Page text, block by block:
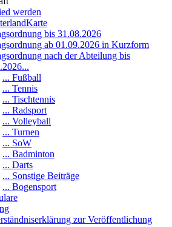
werden
bis 31.08.2026
ab 01.09.2026 in Kurzform
nach der Abteilung bis
... Fußball
... Tennis
... Tischtennis
... Radsport
... Volleyball
... Turnen
... SoW
... Badminton
... Darts
... Sonstige Beiträge
... Bogensport
zur Veröffentlichung